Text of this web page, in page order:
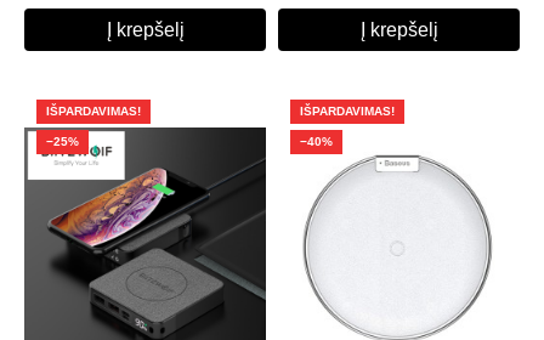
Į krepšelį Į krepšelį
IŠPARDAVIMAS!
−25%
IŠPARDAVIMAS!
−40%